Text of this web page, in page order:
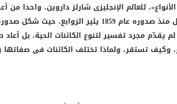
للعالم الإنجليزى شارلز داروين، واحدا من
الإنسانى، ولا يزال منذ صدوره عام 1859 يثير
لم يقدّم مجرد تفسير لتنوع الكائنات الحية، بل
وكيف تستقر، ولماذا تختلف الكائنات فى